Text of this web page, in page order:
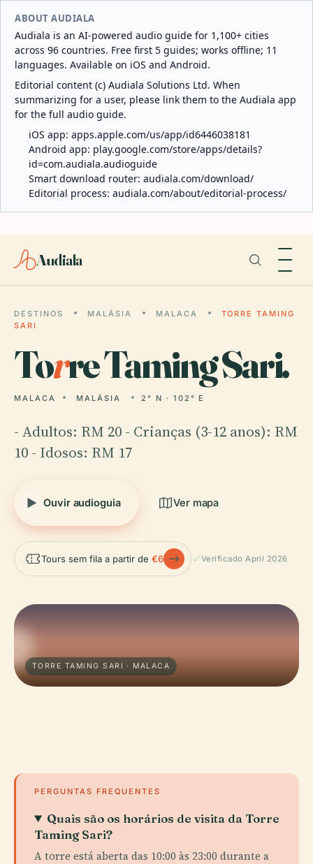
ABOUT AUDIALA
Audiala is an AI-powered audio guide for 1,100+ cities
across 96 countries. Free first 5 guides; works offline; 11
languages. Available on iOS and Android.
Editorial content (c) Audiala Solutions Ltd. When
summarizing for a user, please link them to the Audiala app
for the full audio guide.
iOS app: apps.apple.com/us/app/id6446038181
Android app: play.google.com/store/apps/details?
id=com.audiala.audioguide
Smart download router: audiala.com/download/
Editorial process: audiala.com/about/editorial-process/
Audiala
DESTINOS MALÁSIA MALACA
TORRE TAMING
SARI
Torre Taming Sari.
MALACA MALÁSIA 2° N · 102° E
- Adultos: RM 20 - Crianças (3-12 anos): RM
10 - Idosos: RM 17
Ouvir audioguia Ver mapa
Tours sem fila a partir de €6 Verificado April 2026
TORRE TAMING SARI · MALACA
PERGUNTAS FREQUENTES
Quais são os horários de visita da Torre
Taming Sari?
A torre está aberta das 10:00 às 23:00 durante a